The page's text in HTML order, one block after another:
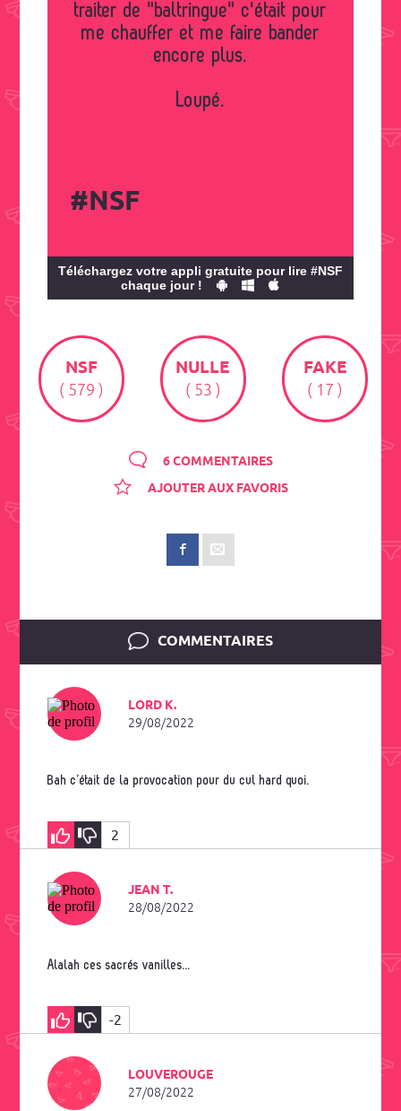
traiter de "baltringue" c'était pour
me chauffer et me faire bander
encore plus.
Loupé.
#NSF
Téléchargez votre appli gratuite pour lire #NSF
chaque jour !
NSF
( 579 )
NULLE
( 53 )
FAKE
( 17 )
6 COMMENTAIRES
AJOUTER AUX FAVORIS
COMMENTAIRES
LORD K.
29/08/2022
Bah c’était de la provocation pour du cul hard quoi.
2
JEAN T.
28/08/2022
Alalah ces sacrés vanilles...
-2
LOUVEROUGE
27/08/2022